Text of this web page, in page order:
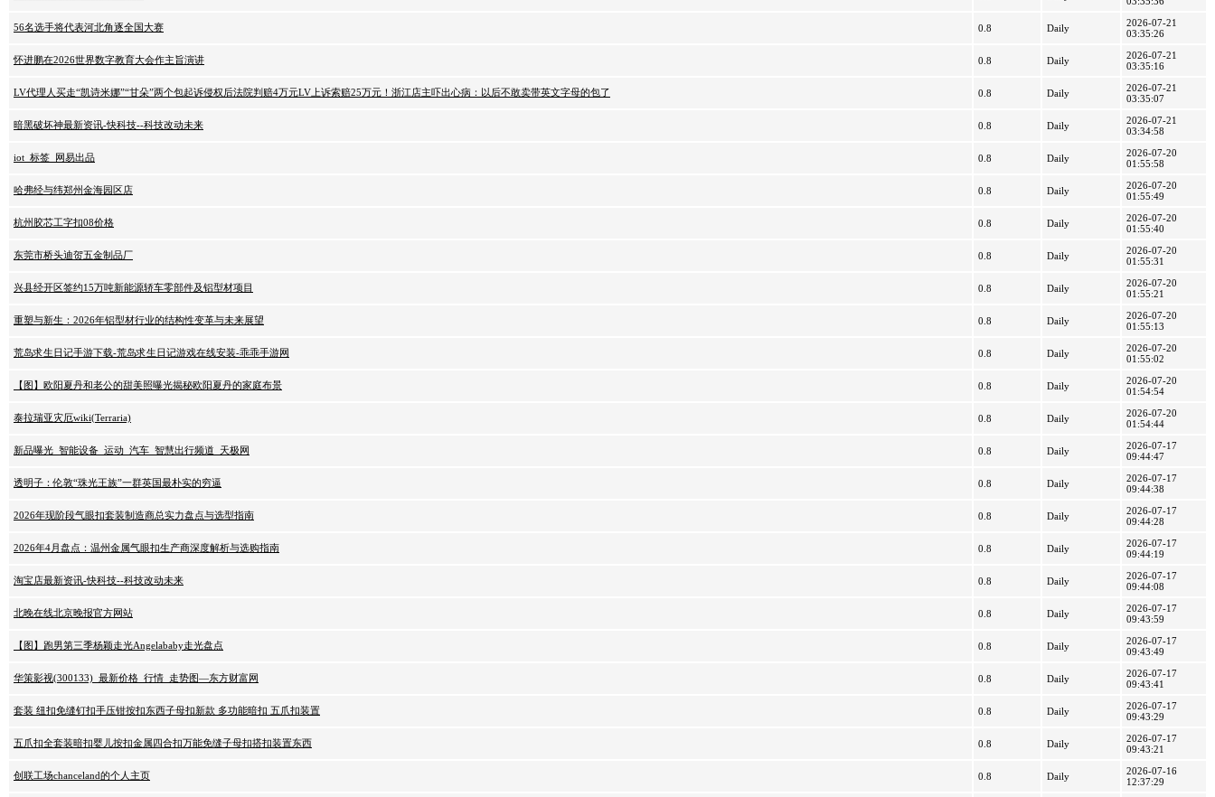
56名选手将代表河北角逐全国大赛 0.8 Daily
2026-07-21
03:35:26
怀进鹏在2026世界数字教育大会作主旨演讲 0.8 Daily
2026-07-21
03:35:16
LV代理人买走“凯诗米娜”“甘朵”两个包起诉侵权后法院判赔4万元LV上诉索赔25万元！浙江店主吓出心病：以后不敢卖带英文字母的包了 0.8 Daily
2026-07-21
03:35:07
暗黑破坏神最新资讯-快科技--科技改动未来 0.8 Daily
2026-07-21
03:34:58
iot_标签_网易出品 0.8 Daily
2026-07-20
01:55:58
哈弗经与纬郑州金海园区店 0.8 Daily
2026-07-20
01:55:49
杭州胶芯工字扣08价格 0.8 Daily
2026-07-20
01:55:40
东莞市桥头迪贺五金制品厂 0.8 Daily
2026-07-20
01:55:31
兴县经开区签约15万吨新能源轿车零部件及铝型材项目 0.8 Daily
2026-07-20
01:55:21
重塑与新生：2026年铝型材行业的结构性变革与未来展望 0.8 Daily
2026-07-20
01:55:13
荒岛求生日记手游下载-荒岛求生日记游戏在线安装-乖乖手游网 0.8 Daily
2026-07-20
01:55:02
【图】欧阳夏丹和老公的甜美照曝光揭秘欧阳夏丹的家庭布景 0.8 Daily
2026-07-20
01:54:54
泰拉瑞亚灾厄wiki(Terraria) 0.8 Daily
2026-07-20
01:54:44
新品曝光_智能设备_运动_汽车_智慧出行频道_天极网 0.8 Daily
2026-07-17
09:44:47
透明子：伦敦“珠光王族”一群英国最朴实的穷逼 0.8 Daily
2026-07-17
09:44:38
2026年现阶段气眼扣套装制造商总实力盘点与选型指南 0.8 Daily
2026-07-17
09:44:28
2026年4月盘点：温州金属气眼扣生产商深度解析与选购指南 0.8 Daily
2026-07-17
09:44:19
淘宝店最新资讯-快科技--科技改动未来 0.8 Daily
2026-07-17
09:44:08
北晚在线北京晚报官方网站 0.8 Daily
2026-07-17
09:43:59
【图】跑男第三季杨颖走光Angelababy走光盘点 0.8 Daily
2026-07-17
09:43:49
华策影视(300133)_最新价格_行情_走势图—东方财富网 0.8 Daily
2026-07-17
09:43:41
套装 纽扣免缝钉扣手压钳按扣东西子母扣新款 多功能暗扣 五爪扣装置 0.8 Daily
2026-07-17
09:43:29
五爪扣全套装暗扣婴儿按扣金属四合扣万能免缝子母扣搭扣装置东西 0.8 Daily
2026-07-17
09:43:21
创联工场chanceland的个人主页 0.8 Daily
2026-07-16
12:37:29